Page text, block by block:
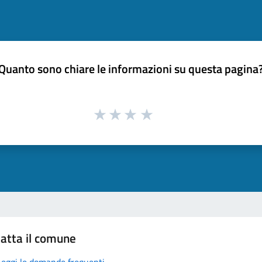
sono chiare le informazioni su questa
il comune